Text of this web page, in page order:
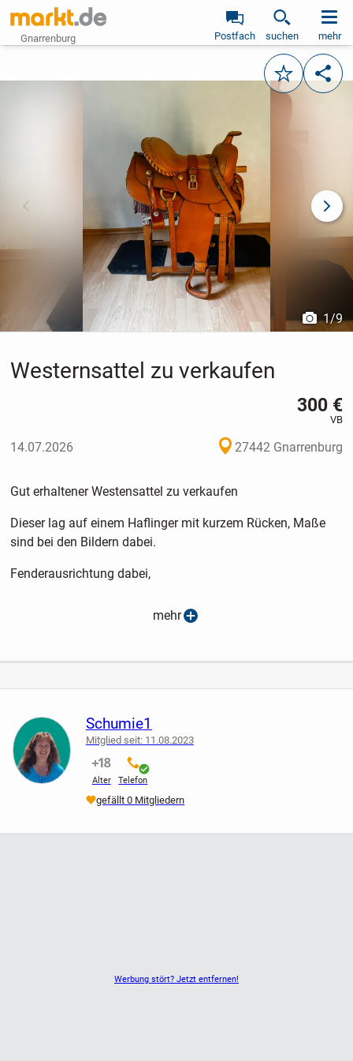
Gnarrenburg Postfach suchen mehr
Merken
vorheriges Bild
1/9
Westernsattel zu verkaufen
300 €
VB
14.07.2026 27442 Gnarrenburg
Gut erhaltener Westensattel zu verkaufen
Dieser lag auf einem Haflinger mit kurzem Rücken, Maße
sind bei den Bildern dabei.
Fenderausrichtung dabei,
alles zusammen 300€
mehr
Werbung stört? Jetzt entfernen!
Schumie1
Mitglied seit: 11.08.2023
Alter
nicht verifiziert
Telefon
verifiziert
gefällt 0 Mitgliedern